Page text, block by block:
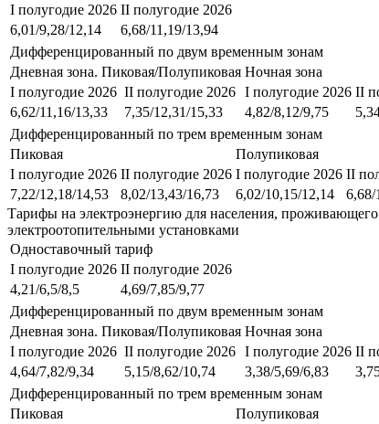
I полугодие 2026 II полугодие 2026
6,01/9,28/12,14
6,68/11,19/13,94
Дифференцированный по двум временным зонам
Дневная зона. Пиковая/Полупиковая Ночная зона
I полугодие 2026 II полугодие 2026 I полугодие 2026 II
6,62/11,16/13,33
7,35/12,31/15,33 4,82/8,12/9,75
Дифференцированный по трем временным зонам
Пиковая
Полупиковая
I полугодие 2026 II полугодие 2026 I полугодие 2026 II
7,22/12,18/14,53
8,02/13,43/16,73 6,02/10,15/12,14 6,68/
Тарифы на электроэнергию для населения,
электроотопительными установками
Одноставочный тариф
I полугодие 2026 II полугодие 2026
4,21/6,5/8,5
4,69/7,85/9,77
Дифференцированный по двум временным зонам
Дневная зона. Пиковая/Полупиковая Ночная зона
I полугодие 2026 II полугодие 2026 I полугодие 2026 II
4,64/7,82/9,34
5,15/8,62/10,74 3,38/5,69/6,83
Дифференцированный по трем временным зонам
Пиковая
Полупиковая